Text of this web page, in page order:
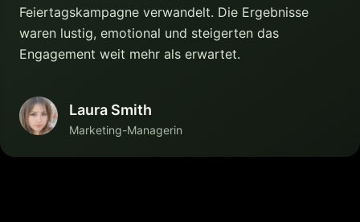
Feiertagskampagne verwandelt. Die Ergebnisse
waren lustig, emotional und steigerten das
Engagement weit mehr als erwartet.
Laura Smith
Marketing-Managerin